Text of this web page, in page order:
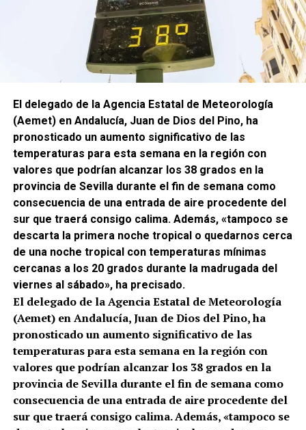
El delegado de la Agencia Estatal de Meteorología
(Aemet) en Andalucía, Juan de Dios del Pino, ha
pronosticado un aumento significativo de las
temperaturas para esta semana en la región con
valores que podrían alcanzar los 38 grados en la
provincia de Sevilla durante el fin de semana como
consecuencia de una entrada de aire procedente del
sur que traerá consigo calima. Además, «tampoco se
descarta la primera noche tropical o quedarnos cerca
de una noche tropical con temperaturas mínimas
cercanas a los 20 grados durante la madrugada del
viernes al sábado», ha precisado.
El delegado de la Agencia Estatal de Meteorología
(Aemet) en Andalucía, Juan de Dios del Pino, ha
pronosticado un aumento significativo de las
temperaturas para esta semana en la región con
valores que podrían alcanzar los 38 grados en la
provincia de Sevilla durante el fin de semana como
consecuencia de una entrada de aire procedente del
sur que traerá consigo calima. Además, «tampoco se